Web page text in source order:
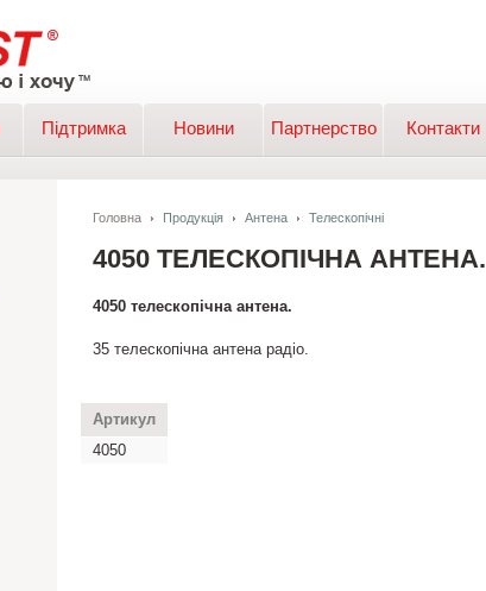
Підтримка Новини Партнерство Контакти
Головна Продукція Антена Телескопічні
4050 ТЕЛЕСКОПІЧНА АНТЕНА.
4050 телескопічна антена.
35 телескопічна антена радіо.
Артикул
4050